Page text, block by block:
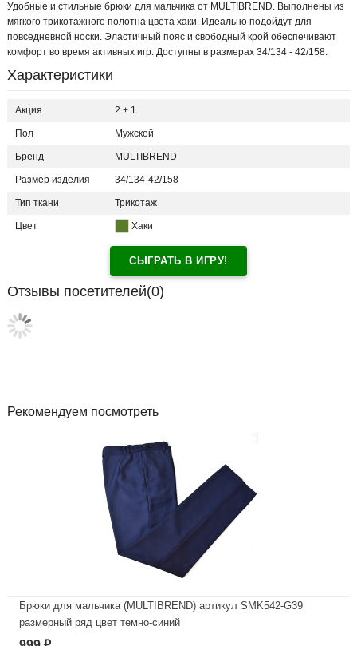
Удобные и стильные брюки для мальчика от MULTIBREND. Выполнены из
мягкого трикотажного полотна цвета хаки. Идеально подойдут для
повседневной носки. Эластичный пояс и свободный крой обеспечивают
комфорт во время активных игр. Доступны в размерах 34/134 - 42/158.
Характеристики
Акция 2 + 1
Пол Мужской
Бренд MULTIBREND
Размер изделия 34/134-42/158
Тип ткани Трикотаж
Цвет Хаки
СЫГРАТЬ В ИГРУ!
Отзывы посетителей(0)
Рекомендуем посмотреть
Брюки для мальчика (MULTIBREND) артикул SMK542-G39
размерный ряд цвет темно-синий